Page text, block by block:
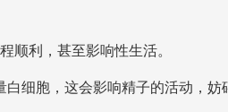
顺利，甚至影响性生活。
细胞，这会影响精子的活动，妨